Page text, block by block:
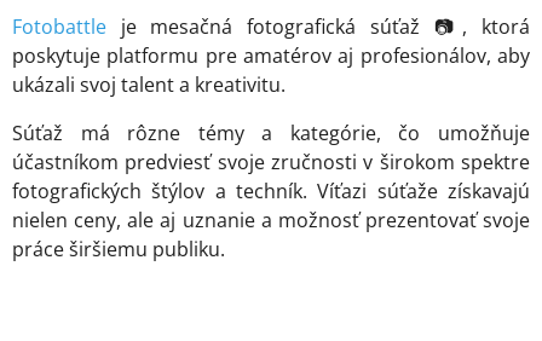
Fotobattle je mesačná fotografická súťaž 📷, ktorá
poskytuje platformu pre amatérov aj profesionálov, aby
ukázali svoj talent a kreativitu.
Súťaž má rôzne témy a kategórie, čo umožňuje
účastníkom predviesť svoje zručnosti v širokom spektre
fotografických štýlov a techník. Víťazi súťaže získavajú
nielen ceny, ale aj uznanie a možnosť prezentovať svoje
práce širšiemu publiku.